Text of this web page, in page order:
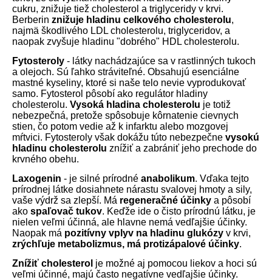
cukru, znižuje tiež cholesterol a triglyceridy v krvi.
Berberin znižuje hladinu celkového cholesterolu,
najmä škodlivého LDL cholesterolu, triglyceridov, a
naopak zvyšuje hladinu "dobrého" HDL cholesterolu.
Fytosteroly - látky nachádzajúce sa v rastlinných tukoch
a olejoch. Sú ľahko stráviteľné. Obsahujú esenciálne
mastné kyseliny, ktoré si naše telo nevie vyprodukovať
samo. Fytosterol pôsobí ako regulátor hladiny
cholesterolu. Vysoká hladina cholesterolu je totiž
nebezpečná, pretože spôsobuje kôrnatenie cievnych
stien, čo potom vedie až k infarktu alebo mozgovej
mŕtvici. Fytosteroly však dokážu túto nebezpečne vysokú
hladinu cholesterolu znížiť a zabrániť jeho prechode do
krvného obehu.
Laxogenin - je silné prírodné anabolikum. Vďaka tejto
prírodnej látke dosiahnete nárastu svalovej hmoty a sily,
vaše výdrž sa zlepší. Má regeneračné účinky a pôsobí
ako spaľovač tukov. Keďže ide o čisto prírodnú látku, je
nielen veľmi účinná, ale hlavne nemá vedľajšie účinky.
Naopak má pozitívny vplyv na hladinu glukózy v krvi,
zrýchľuje metabolizmus, má protizápalové účinky.
Znížiť cholesterol je možné aj pomocou liekov a hoci sú
veľmi účinné, majú často negatívne vedľajšie účinky.